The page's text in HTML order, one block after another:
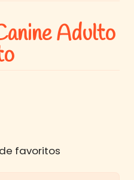
Adulto
favoritos